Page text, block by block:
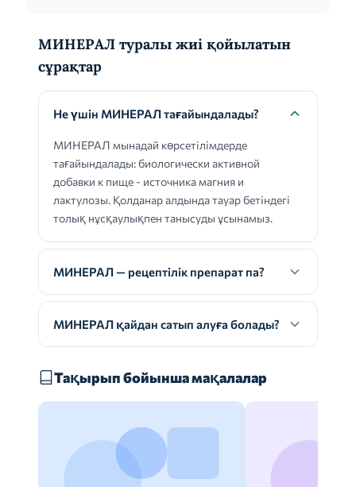
МИНЕРАЛ туралы жиі қойылатын
сұрақтар
Не үшін МИНЕРАЛ тағайындалады?
МИНЕРАЛ мынадай көрсетілімдерде
тағайындалады: биологически активной
добавки к пище - источника магния и
лактулозы. Қолданар алдында тауар бетіндегі
толық нұсқаулықпен танысуды ұсынамыз.
МИНЕРАЛ — рецептілік препарат па?
МИНЕРАЛ қайдан сатып алуға болады?
Тақырып бойынша мақалалар